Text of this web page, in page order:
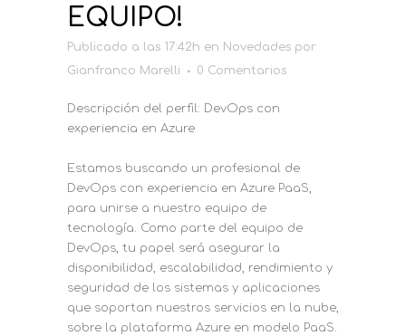
EQUIPO!
Publicado a las 17:42h en Novedades por
Gianfranco Marelli
0 Comentarios
Descripción del perfil: DevOps con
experiencia en Azure
Estamos buscando un profesional de
DevOps con experiencia en Azure PaaS,
para unirse a nuestro equipo de
tecnología. Como parte del equipo de
DevOps, tu papel será asegurar la
disponibilidad, escalabilidad, rendimiento y
seguridad de los sistemas y aplicaciones
que soportan nuestros servicios en la nube,
sobre la plataforma Azure en modelo PaaS.